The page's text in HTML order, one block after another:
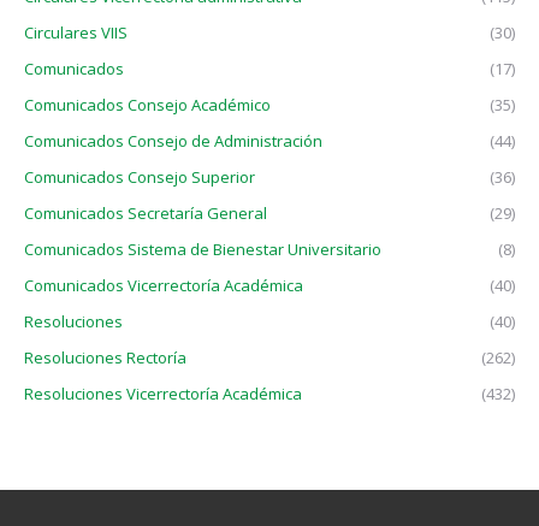
Circulares VIIS
(30)
Comunicados
(17)
Comunicados Consejo Académico
(35)
Comunicados Consejo de Administración
(44)
Comunicados Consejo Superior
(36)
Comunicados Secretaría General
(29)
Comunicados Sistema de Bienestar Universitario
(8)
Comunicados Vicerrectoría Académica
(40)
Resoluciones
(40)
Resoluciones Rectoría
(262)
Resoluciones Vicerrectoría Académica
(432)